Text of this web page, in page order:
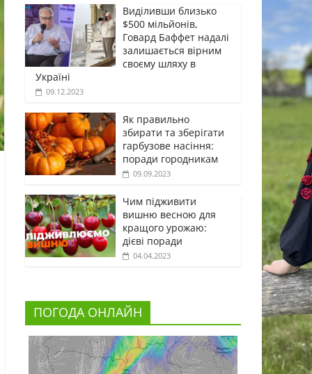
Виділивши близько
$500 мільйонів,
Говард Баффет надалі
залишається вірним
своєму шляху в
Україні
09.12.2023
Як правильно
збирати та зберігати
гарбузове насіння:
поради городникам
09.09.2023
Чим підживити
вишню весною для
кращого урожаю:
дієві поради
04.04.2023
ПОГОДА ОНЛАЙН